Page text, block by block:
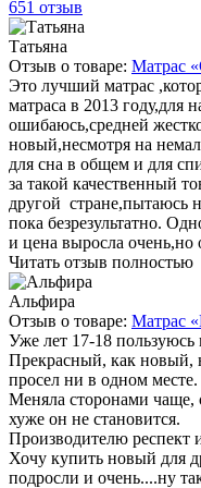
651 отзыв
Татьяна
Отзыв о товаре: Матрас
Это лучший матрас
матраса в 2013 году,для
ошибаюсь,средней
новый,несмотря на
для сна в общем и для
за такой качественный
другой стране,пытаюсь
пока безрезультатно.
и цена выросла очень,но
Читать отзыв полностью
Альфира
Отзыв о товаре: Матрас
Уже лет 17-18 пользуюсь
Прекрасный, как новый,
просел ни в одном месте.
Меняла сторонами чаще,
хуже он не становится.
Производителю респект
Хочу купить новый для
подросли и очень....ну